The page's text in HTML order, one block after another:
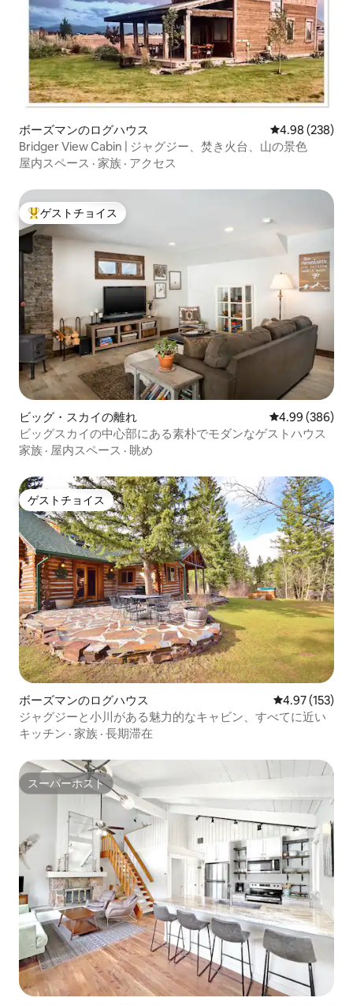
ボーズマンのログハウス レビュー238
4.98 (238)
Bridger View Cabin | ジャグジー、焚き火台、山の景色
屋内スペース · 家族 · アクセス
大好評のゲストチョイスです。
ゲストチョイス
ビッグ・スカイの離れ レビュー386
4.99 (386)
ビッグスカイの中心部にある素朴でモダンなゲストハウス
家族 · 屋内スペース · 眺め
ゲストチョイス
ゲストチョイス
ボーズマンのログハウス レビュー153
4.97 (153)
ジャグジーと小川がある魅力的なキャビン、すべてに近い
キッチン · 家族 · 長期滞在
スーパーホスト
スーパーホスト